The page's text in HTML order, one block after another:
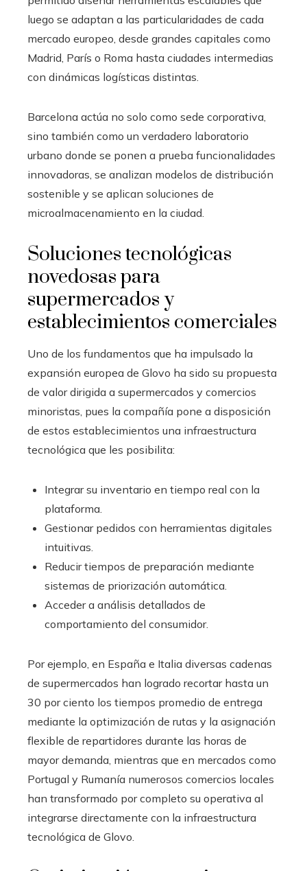
luego se adaptan a las particularidades de cada
mercado europeo, desde grandes capitales como
Madrid, París o Roma hasta ciudades intermedias
con dinámicas logísticas distintas.
Barcelona actúa no solo como sede corporativa,
sino también como un verdadero laboratorio
urbano donde se ponen a prueba funcionalidades
innovadoras, se analizan modelos de distribución
sostenible y se aplican soluciones de
microalmacenamiento en la ciudad.
Soluciones tecnológicas
novedosas para
supermercados y
establecimientos comerciales
Uno de los fundamentos que ha impulsado la
expansión europea de Glovo ha sido su propuesta
de valor dirigida a supermercados y comercios
minoristas, pues la compañía pone a disposición
de estos establecimientos una infraestructura
tecnológica que les posibilita:
Integrar su inventario en tiempo real con la
plataforma.
Gestionar pedidos con herramientas digitales
intuitivas.
Reducir tiempos de preparación mediante
sistemas de priorización automática.
Acceder a análisis detallados de
comportamiento del consumidor.
Por ejemplo, en España e Italia diversas cadenas
de supermercados han logrado recortar hasta un
30 por ciento los tiempos promedio de entrega
mediante la optimización de rutas y la asignación
flexible de repartidores durante las horas de
mayor demanda, mientras que en mercados como
Portugal y Rumanía numerosos comercios locales
han transformado por completo su operativa al
integrarse directamente con la infraestructura
tecnológica de Glovo.